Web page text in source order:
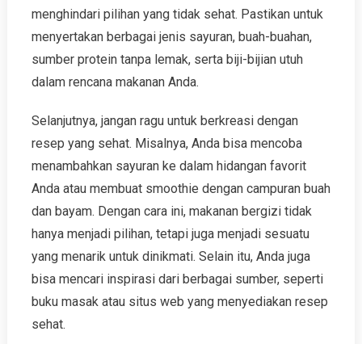
menghindari pilihan yang tidak sehat. Pastikan untuk
menyertakan berbagai jenis sayuran, buah-buahan,
sumber protein tanpa lemak, serta biji-bijian utuh
dalam rencana makanan Anda.
Selanjutnya, jangan ragu untuk berkreasi dengan
resep yang sehat. Misalnya, Anda bisa mencoba
menambahkan sayuran ke dalam hidangan favorit
Anda atau membuat smoothie dengan campuran buah
dan bayam. Dengan cara ini, makanan bergizi tidak
hanya menjadi pilihan, tetapi juga menjadi sesuatu
yang menarik untuk dinikmati. Selain itu, Anda juga
bisa mencari inspirasi dari berbagai sumber, seperti
buku masak atau situs web yang menyediakan resep
sehat.